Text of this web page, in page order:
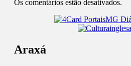
Os comentários estão desativados.
Araxá